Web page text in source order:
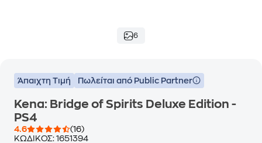
6
Άπαιχτη Τιμή Πωλείται από Public Partner
Kena: Bridge of Spirits Deluxe Edition -
PS4
4.6
(16)
ΚΩΔΙΚΟΣ: 1651394